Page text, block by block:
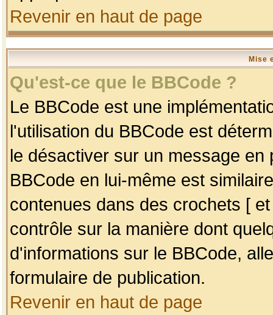
Revenir en haut de page
Mise
Qu'est-ce que le BBCode ?
Le BBCode est une
l'utilisation du BBCode est
le désactiver sur un message
BBCode en lui-même est
contenues dans des crochets [
contrôle sur la manière dont
d'informations sur le BBCode,
formulaire de publication.
Revenir en haut de page